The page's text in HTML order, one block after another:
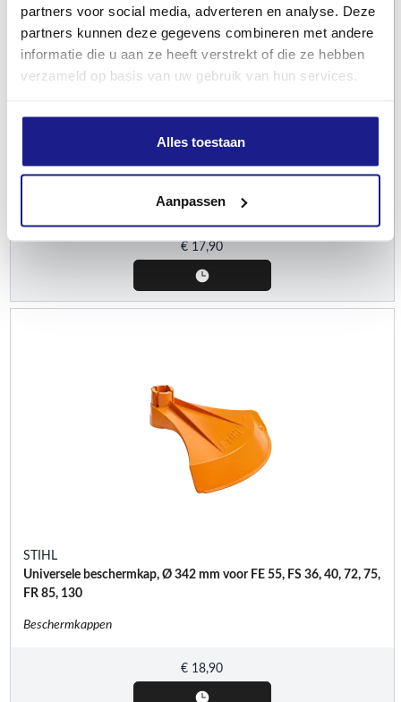
partners voor social media, adverteren en analyse. Deze
partners kunnen deze gegevens combineren met andere
informatie die u aan ze heeft verstrekt of die ze hebben
verzameld op basis van uw gebruik van hun services.
Alles toestaan
Aanpassen
€ 17,90
STIHL
Universele beschermkap, Ø 342 mm voor FE 55, FS 36, 40, 72, 75,
FR 85, 130
Beschermkappen
€ 18,90